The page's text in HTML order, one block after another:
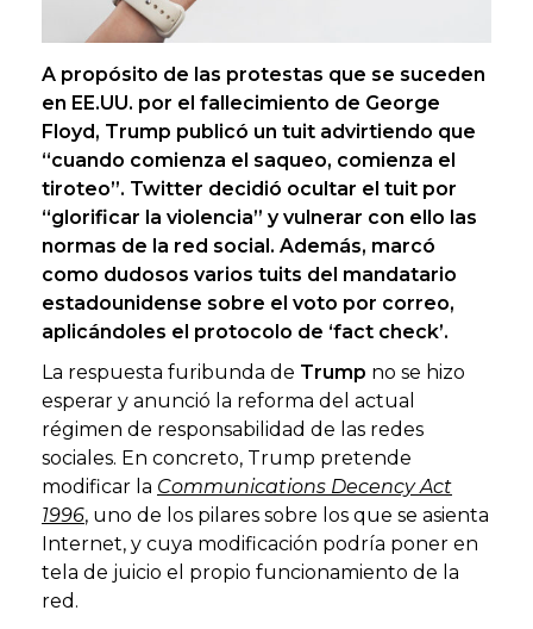
A propósito de las protestas que se suceden
en EE.UU. por el fallecimiento de George
Floyd, Trump publicó un tuit advirtiendo que
“cuando comienza el saqueo, comienza el
tiroteo”. Twitter decidió ocultar el tuit por
“glorificar la violencia” y vulnerar con ello las
normas de la red social. Además, marcó
como dudosos varios tuits del mandatario
estadounidense sobre el voto por correo,
aplicándoles el protocolo de ‘fact check’.
La respuesta furibunda de Trump no se hizo
esperar y anunció la reforma del actual
régimen de responsabilidad de las redes
sociales. En concreto, Trump pretende
modificar la Communications Decency Act
1996, uno de los pilares sobre los que se asienta
Internet, y cuya modificación podría poner en
tela de juicio el propio funcionamiento de la
red.